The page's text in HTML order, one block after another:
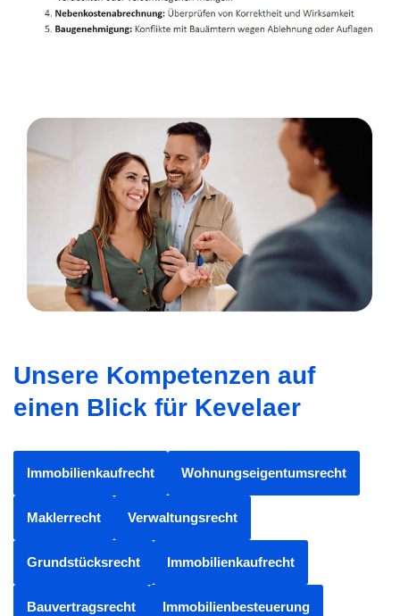
Unsere Kompetenzen auf
einen Blick für Kevelaer
Immobilienkaufrecht Wohnungseigentumsrecht
Maklerrecht Verwaltungsrecht
Grundstücksrecht Immobilienkaufrecht
Bauvertragsrecht Immobilienbesteuerung